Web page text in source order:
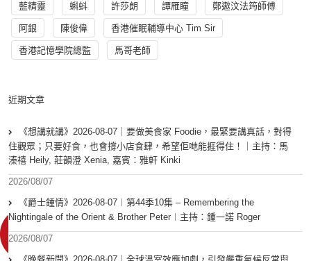
藍精靈 蝌蚪 許莎朗 譚雁瞳 鄭遨汶法筠師傅
阿銀 陳俊偉 香港催眠輔導中心 Tim Sir
香港記憶學院總監 馬哥老師
近期文章
《想講就講》2026-08-07｜要做美食家 Foodie，最緊要講真話，對得
住觀眾；只要好食，也會撐小店食肆，希望佢哋能捱得住！｜主持：馬
溱禧 Heily, 莊韻澄 Xenia, 嘉賓：雅軒 Kinki
2026/08/07
《爵士鍾情》2026-08-07︱第44季10集 – Remembering the
Nightingale of the Orient & Brother Peter︱主持：鍾一諾 Roger
2026/08/07